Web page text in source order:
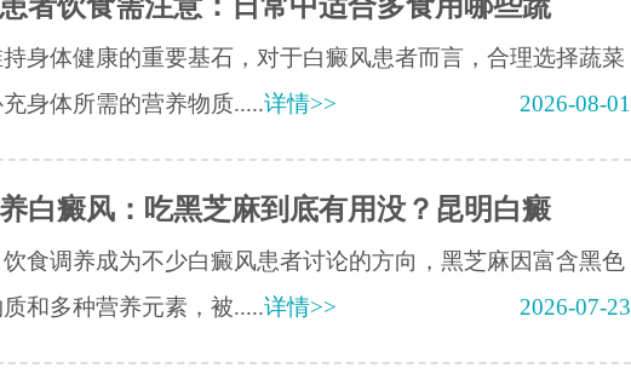
身体健康的重要基石，对于白癜风患者而言，合理选择蔬菜
身体所需的营养物质.....详情>> 2026-08-01
白癜风：吃黑芝麻到底有用没？昆明白癜
食调养成为不少白癜风患者讨论的方向，黑芝麻因富含黑色
和多种营养元素，被.....详情>> 2026-07-23